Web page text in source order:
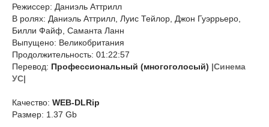
Режиссер: Даниэль Аттрилл
В ролях: Даниэль Аттрилл, Луис Тейлор, Джон Гуэррьеро,
Билли Файф, Саманта Ланн
Выпущено: Великобритания
Продолжительность: 01:22:57
Перевод: Профессиональный (многоголосый) |Синема
УС|
Качество: WEB-DLRip
Размер: 1.37 Gb